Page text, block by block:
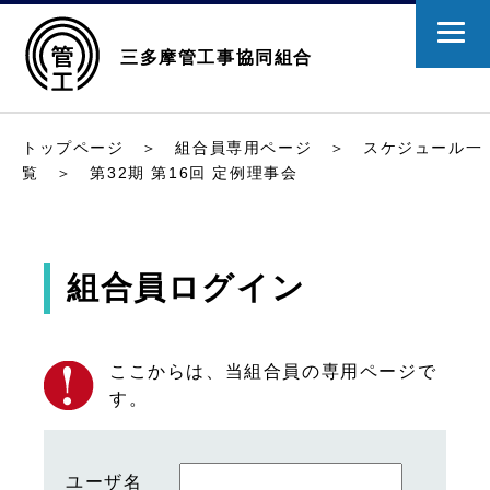
三多摩管工事協同組合
トップページ ＞組合員専用ページ ＞
スケジュール一
覧
＞ 第32期 第16回 定例理事会
組合員ログイン
ここからは、当組合員の専用ページで
す。
ユーザ名